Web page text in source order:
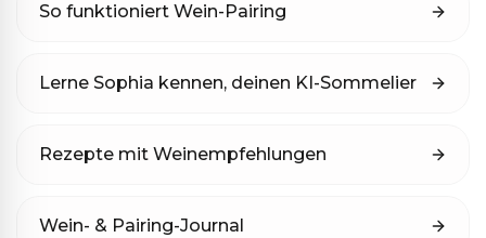
So funktioniert Wein-Pairing
Lerne Sophia kennen, deinen KI-Sommelier
Rezepte mit Weinempfehlungen
Wein- & Pairing-Journal